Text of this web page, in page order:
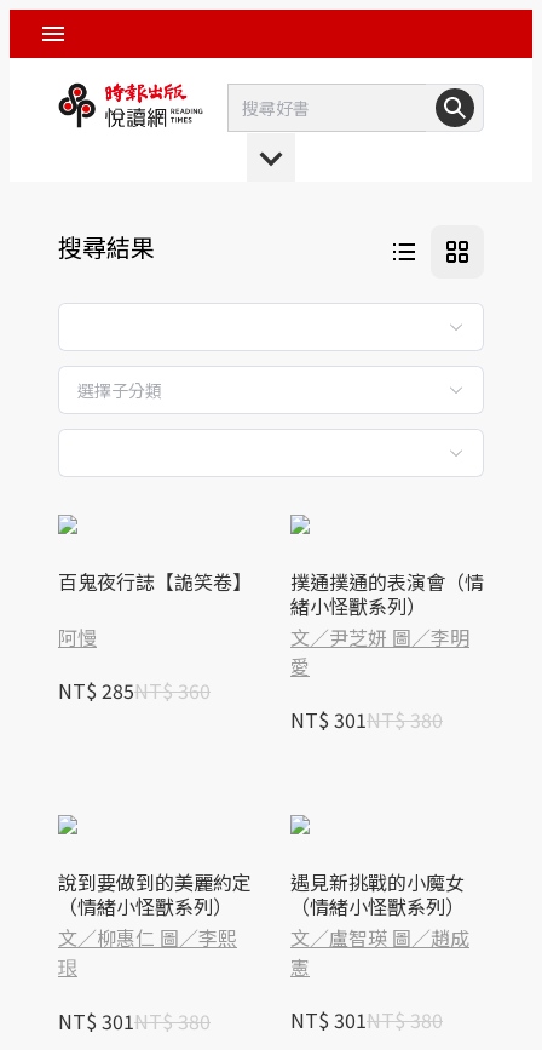
搜尋結果
選擇子分類
百鬼夜行誌【詭笑卷】
阿慢
NT$ 285NT$ 360
撲通撲通的表演會（情
緒小怪獸系列）
文／尹芝妍 圖／李明
愛
NT$ 301NT$ 380
說到要做到的美麗約定
（情緒小怪獸系列）
文／柳惠仁 圖／李熙
珢
NT$ 301NT$ 380
遇見新挑戰的小魔女
（情緒小怪獸系列）
文／盧智瑛 圖／趙成
憲
NT$ 301NT$ 380